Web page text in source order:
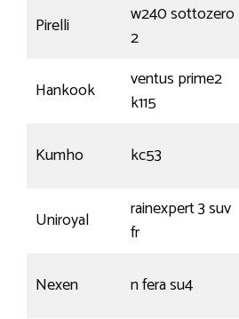
Pirelli
w240 sottozero
2
Hankook
ventus prime2
k115
Kumho kc53
Uniroyal
rainexpert 3 suv
fr
Nexen n fera su4